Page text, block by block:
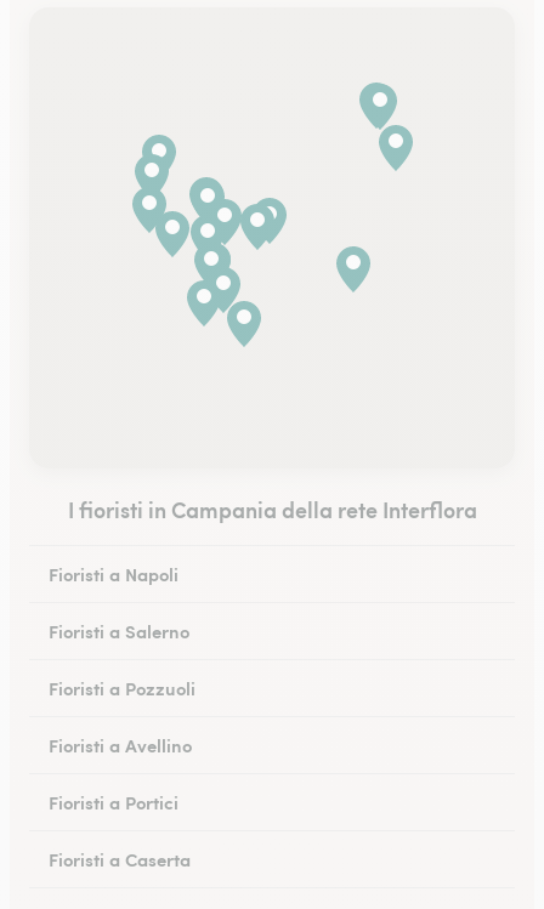
I fioristi in Campania della rete Interflora
Fioristi a Napoli
Fioristi a Salerno
Fioristi a Pozzuoli
Fioristi a Avellino
Fioristi a Portici
Fioristi a Caserta